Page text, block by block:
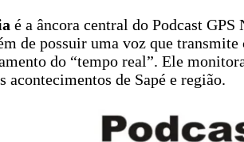
é a âncora central do Podcast
de possuir uma voz que transmite
do “tempo real”. Ele
de Sapé e região.